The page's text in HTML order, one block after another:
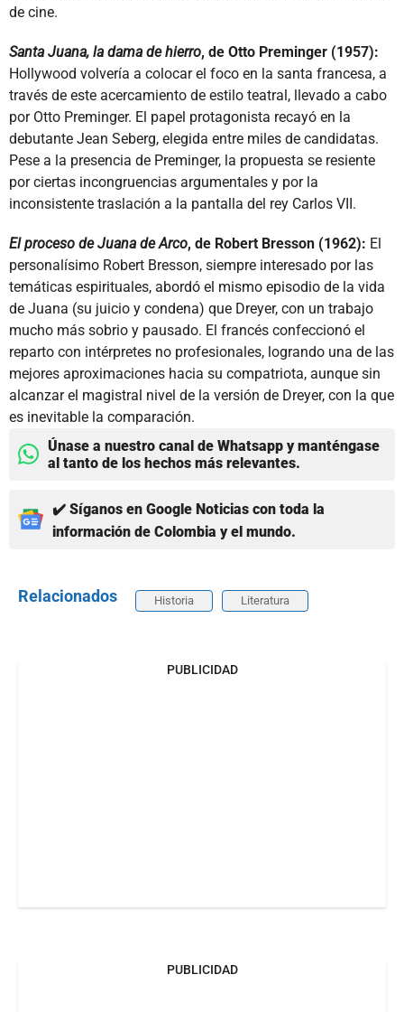
de cine.
Santa Juana, la dama de hierro, de Otto Preminger (1957):
Hollywood volvería a colocar el foco en la santa francesa, a
través de este acercamiento de estilo teatral, llevado a cabo
por Otto Preminger. El papel protagonista recayó en la
debutante Jean Seberg, elegida entre miles de candidatas.
Pese a la presencia de Preminger, la propuesta se resiente
por ciertas incongruencias argumentales y por la
inconsistente traslación a la pantalla del rey Carlos VII.
El proceso de Juana de Arco, de Robert Bresson (1962): El
personalísimo Robert Bresson, siempre interesado por las
temáticas espirituales, abordó el mismo episodio de la vida
de Juana (su juicio y condena) que Dreyer, con un trabajo
mucho más sobrio y pausado. El francés confeccionó el
reparto con intérpretes no profesionales, logrando una de las
mejores aproximaciones hacia su compatriota, aunque sin
alcanzar el magistral nivel de la versión de Dreyer, con la que
es inevitable la comparación.
Únase a nuestro canal de Whatsapp y manténgase
al tanto de los hechos más relevantes.
✔️ Síganos en Google Noticias con toda la
información de Colombia y el mundo.
Relacionados Historia Literatura
PUBLICIDAD
PUBLICIDAD